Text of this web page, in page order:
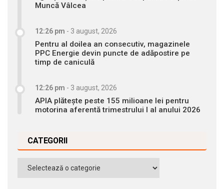
Muncă Vâlcea
12:26 pm - 3 august, 2026
Pentru al doilea an consecutiv, magazinele
PPC Energie devin puncte de adăpostire pe
timp de caniculă
12:26 pm - 3 august, 2026
APIA plătește peste 155 milioane lei pentru
motorina aferentă trimestrului I al anului 2026
CATEGORII
Categorii